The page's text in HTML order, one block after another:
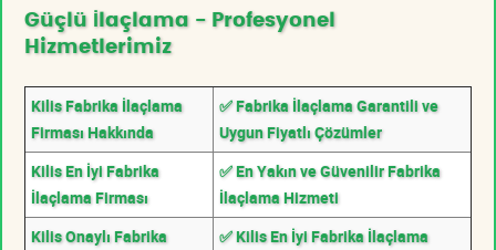
Güçlü İlaçlama - Profesyonel
Hizmetlerimiz
Kilis Fabrika İlaçlama
Firması Hakkında
✅ Fabrika İlaçlama Garantili ve
Uygun Fiyatlı Çözümler
Kilis En İyi Fabrika
İlaçlama Firması
✅ En Yakın ve Güvenilir Fabrika
İlaçlama Hizmeti
Kilis Onaylı Fabrika
✅ Kilis En İyi Fabrika İlaçlama